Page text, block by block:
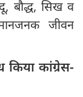
बौद्ध, सिख व
जीवन
किया कांग्रेस-